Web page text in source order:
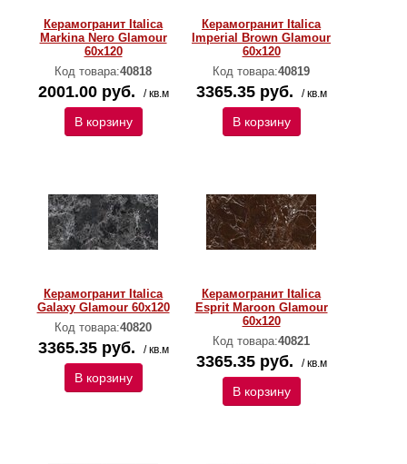
Керамогранит Italica
Markina Nero Glamour
60х120
Код товара:40818
2001.00 руб. / кв.м
В корзину
Керамогранит Italica
Imperial Brown Glamour
60х120
Код товара:40819
3365.35 руб. / кв.м
В корзину
Керамогранит Italica
Galaxy Glamour 60х120
Код товара:40820
3365.35 руб. / кв.м
В корзину
Керамогранит Italica
Esprit Maroon Glamour
60х120
Код товара:40821
3365.35 руб. / кв.м
В корзину